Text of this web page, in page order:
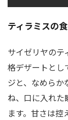
ティラミスの
サイゼリヤのテ
格デザートとし
ジと、なめら
ね、口に入れた
ます。甘さは